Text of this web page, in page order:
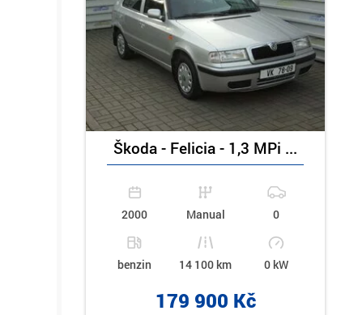
Škoda - Felicia - 1,3 MPi ...
2000 Manual 0
benzin 14 100 km 0 kW
179 900 Kč